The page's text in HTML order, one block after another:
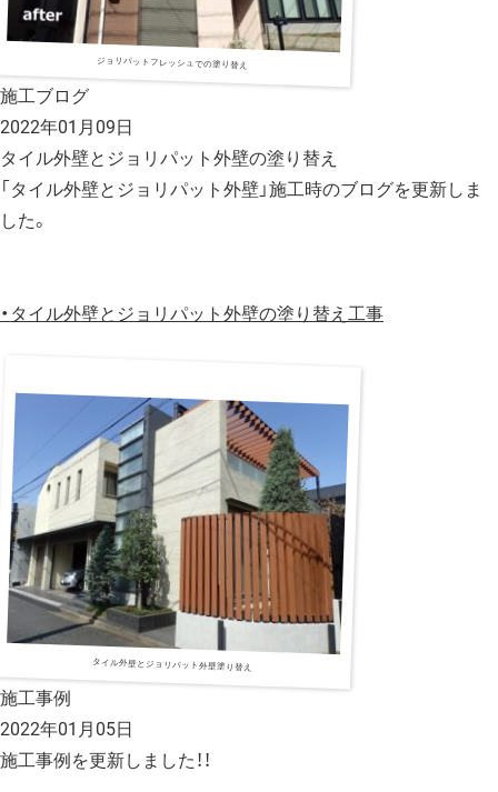
ジョリパットフレッシュでの塗り替え
施工ブログ
2022年01月09日
タイル外壁とジョリパット外壁の塗り替え
「タイル外壁とジョリパット外壁」施工時のブログを更新しま
した。
・ タイル外壁とジョリパット外壁の塗り替え工事
タイル外壁とジョリパット外壁塗り替え
施工事例
2022年01月05日
施工事例を更新しました！！